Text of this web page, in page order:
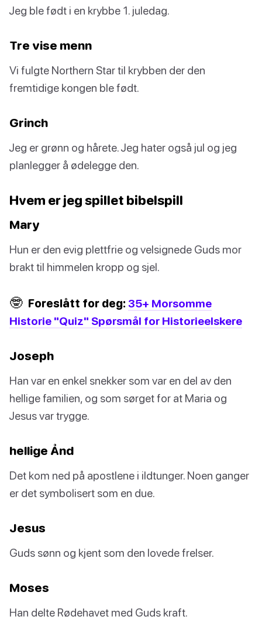
Jeg ble født i en krybbe 1. juledag.
Tre vise menn
Vi fulgte Northern Star til krybben der den
fremtidige kongen ble født.
Grinch
Jeg er grønn og hårete. Jeg hater også jul og jeg
planlegger å ødelegge den.
Hvem er jeg spillet bibelspill
Mary
Hun er den evig plettfrie og velsignede Guds mor
brakt til himmelen kropp og sjel.
🤓 Foreslått for deg: 35+ Morsomme
Historie "Quiz" Spørsmål for Historieelskere
Joseph
Han var en enkel snekker som var en del av den
hellige familien, og som sørget for at Maria og
Jesus var trygge.
hellige Ånd
Det kom ned på apostlene i ildtunger. Noen ganger
er det symbolisert som en due.
Jesus
Guds sønn og kjent som den lovede frelser.
Moses
Han delte Rødehavet med Guds kraft.